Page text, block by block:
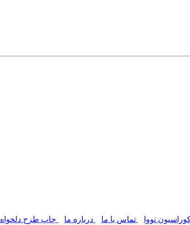
نووا تماس با ما درباره ما چاپ طرح دلخواه